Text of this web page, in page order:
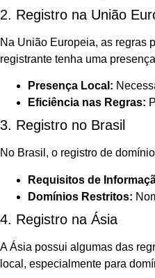
2. Registro na União
Na União Europeia, as regras
registrante tenha uma
Presença Local:
Eficiência nas Regras:
3. Registro no Brasil
No Brasil, o registro de
Requisitos de
Domínios Restritos:
4. Registro na Ásia
A Ásia possui algumas das
local, especialmente para